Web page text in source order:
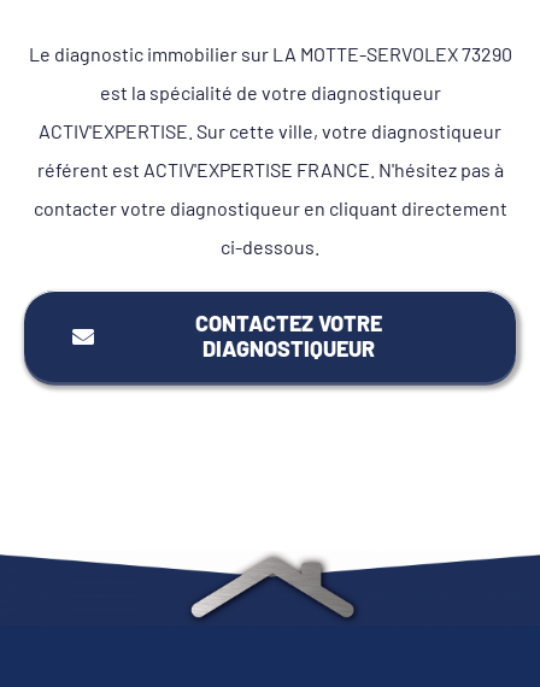
Le diagnostic immobilier sur LA MOTTE-SERVOLEX 73290
est la spécialité de votre diagnostiqueur
ACTIV'EXPERTISE. Sur cette ville, votre diagnostiqueur
référent est ACTIV'EXPERTISE FRANCE. N'hésitez pas à
contacter votre diagnostiqueur en cliquant directement
ci-dessous.
CONTACTEZ VOTRE
DIAGNOSTIQUEUR